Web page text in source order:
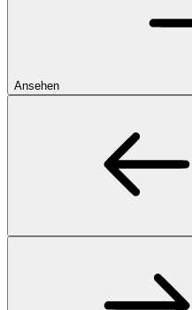
Ansehen